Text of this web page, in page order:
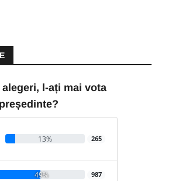
l-ați mai vota
13% 265
49% 987